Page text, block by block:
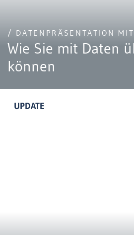
/ DATENPRÄSENTATION
Wie Sie mit Daten
können
UPDATE